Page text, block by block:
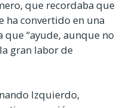
que recordaba que
ha convertido en una
“ayude, aunque no
gran labor de
Izquierdo,